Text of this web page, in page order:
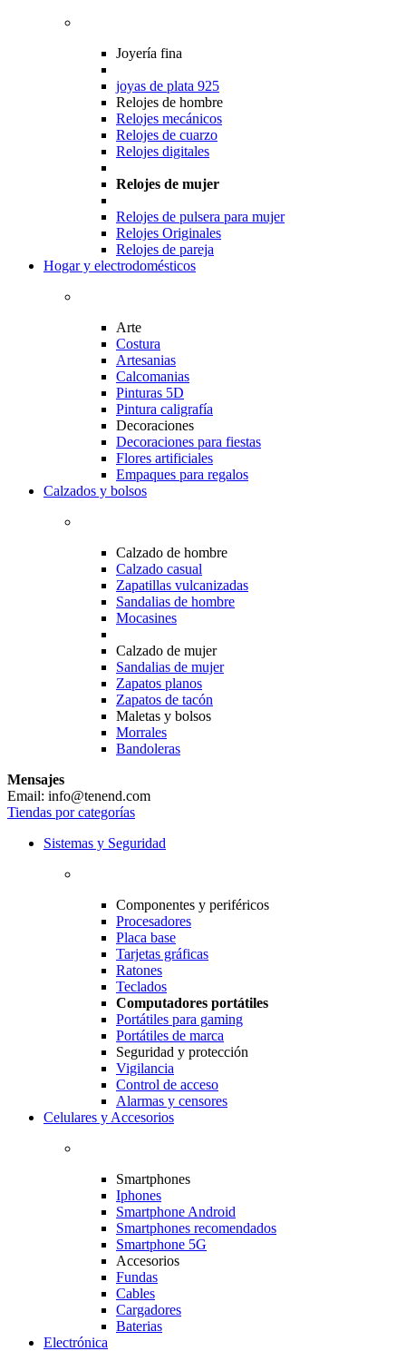
Joyería fina
joyas de plata 925
Relojes de hombre
Relojes mecánicos
Relojes de cuarzo
Relojes digitales
Relojes de mujer
Relojes de pulsera para mujer
Relojes Originales
Relojes de pareja
Hogar y electrodomésticos
Arte
Costura
Artesanias
Calcomanias
Pinturas 5D
Pintura caligrafía
Decoraciones
Decoraciones para fiestas
Flores artificiales
Empaques para regalos
Calzados y bolsos
Calzado de hombre
Calzado casual
Zapatillas vulcanizadas
Sandalias de hombre
Mocasines
Calzado de mujer
Sandalias de mujer
Zapatos planos
Zapatos de tacón
Maletas y bolsos
Morrales
Bandoleras
Mensajes
Email: info@tenend.com
Tiendas por categorías
Sistemas y Seguridad
Componentes y periféricos
Procesadores
Placa base
Tarjetas gráficas
Ratones
Teclados
Computadores portátiles
Portátiles para gaming
Portátiles de marca
Seguridad y protección
Vigilancia
Control de acceso
Alarmas y censores
Celulares y Accesorios
Smartphones
Iphones
Smartphone Android
Smartphones recomendados
Smartphone 5G
Accesorios
Fundas
Cables
Cargadores
Baterias
Electrónica